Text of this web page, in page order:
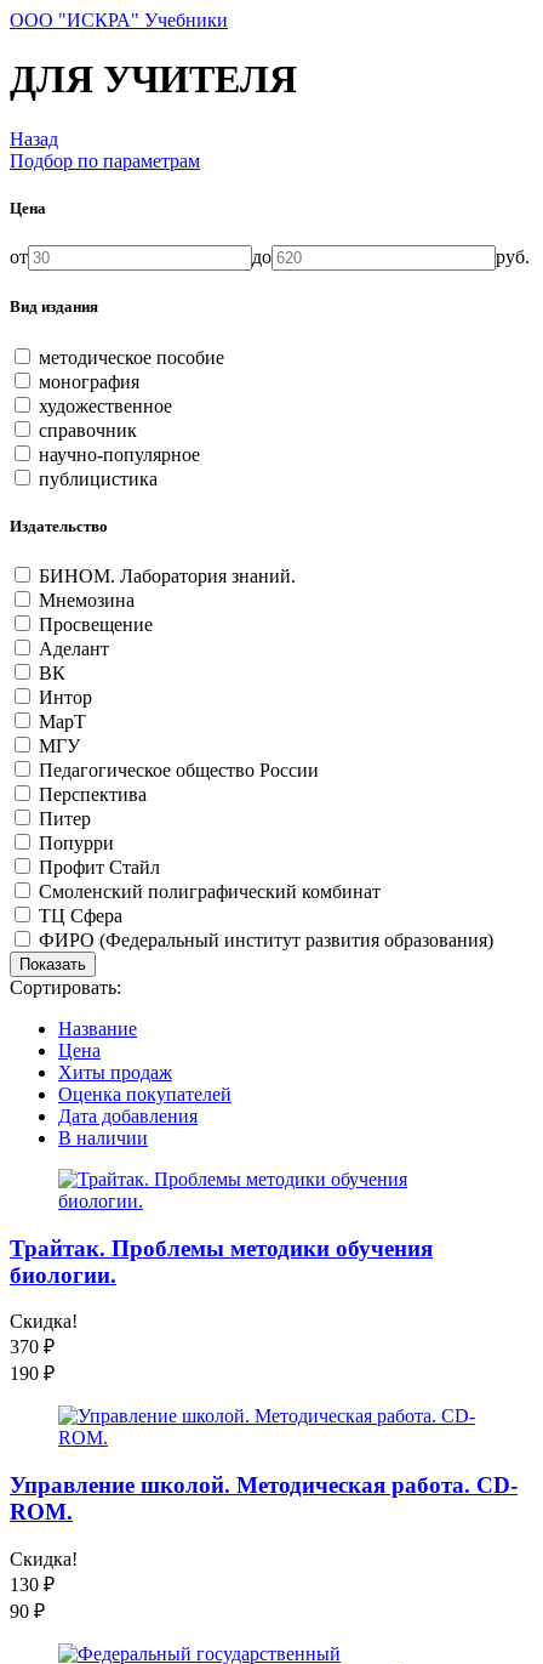
ООО "ИСКРА" Учебники
ДЛЯ УЧИТЕЛЯ
Назад
Подбор по параметрам
Цена
от до руб.
Вид издания
методическое пособие
монография
художественное
справочник
научно-популярное
публицистика
Издательство
БИНОМ. Лаборатория знаний.
Мнемозина
Просвещение
Аделант
ВК
Интор
МарТ
МГУ
Педагогическое общество России
Перспектива
Питер
Попурри
Профит Стайл
Смоленский полиграфический комбинат
ТЦ Сфера
ФИРО (Федеральный институт развития образования)
Сортировать:
Название
Цена
Хиты продаж
Оценка покупателей
Дата добавления
В наличии
Трайтак. Проблемы методики обучения
биологии.
Скидка!
370 ₽
190 ₽
Управление школой. Методическая работа. CD-
ROM.
Скидка!
130 ₽
90 ₽